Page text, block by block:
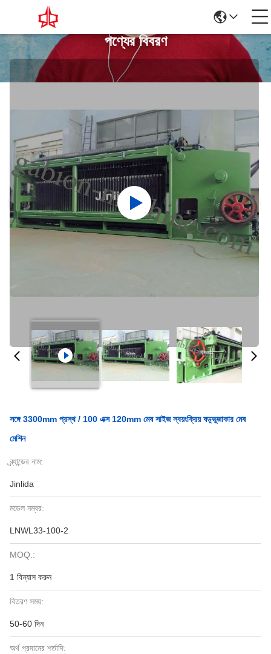
পণ্যের বিবরণ
সঙ্গে 3300mm প্রস্থ / 100 এক্স 120mm মেষ সাইজ স্বয়ংক্রিয় ষড়্ভুজাকার মেষ
মেশিন
ব্র্যান্ডের নাম:
Jinlida
মডেল নম্বর:
LNWL33-100-2
MOQ.:
1 বিন্যাস করুন
বিতরণ সময়:
50-60 দিন
অর্থ প্রদানের শর্তাদি: